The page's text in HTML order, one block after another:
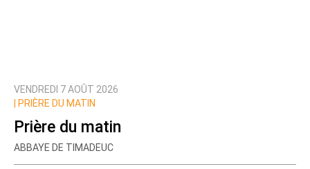
Prévenez-moi de tous les nouveaux commentaires
VENDREDI 7 AOÛT 2026
PRIÈRE DU MATIN
Prière du matin
ABBAYE DE TIMADEUC